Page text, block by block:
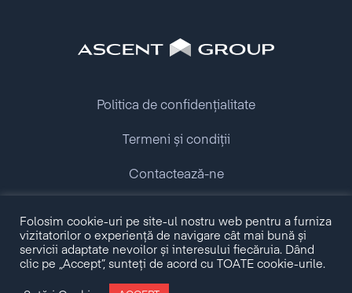
Copyright © 2009 - 2026 Ascent Group.
All rights reserved.
Politica de confidențialitate
Termeni și condiții
Contactează-ne
Folosim cookie-uri pe site-ul nostru web pentru a furniza
vizitatorilor o experiență de navigare cât mai bună și
servicii adaptate nevoilor și interesului fiecăruia. Dând
clic pe „Accept”, sunteți de acord cu TOATE cookie-urile.